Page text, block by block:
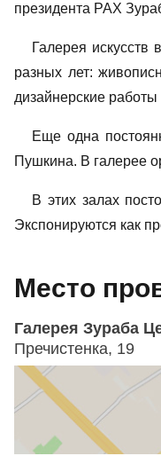
президента РАХ
Галерея
разных лет:
дизайнерские работы
Еще одна
Пушкина. В галерее
В этих залах
Экспонируются как
Место
Галерея Зураба
Пречистенка, 19